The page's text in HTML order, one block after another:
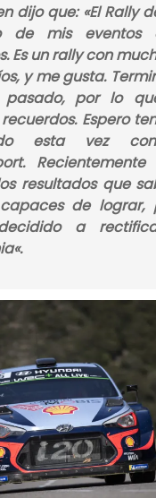
dijo que: «El Rally
de mis eventos
Es un rally con
y me gusta.
por lo
Espero
esta vez
resultados que
de lograr,
a
«.